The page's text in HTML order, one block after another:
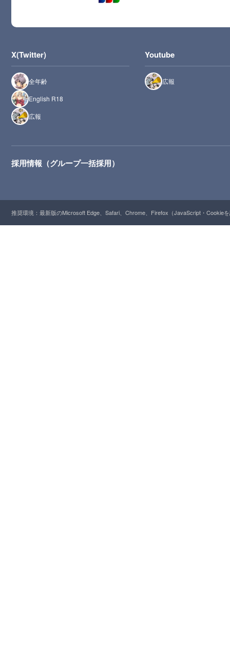
X(Twitter)
全年齢
English R18
広報
Youtube
広報
採用情報（グループ一括採用）
推奨環境：最新版のMicrosoft Edge、Safari、Chrome、Firefox（JavaScript・Cookie